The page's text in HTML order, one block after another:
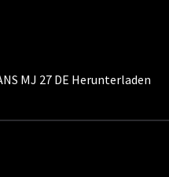
MJ 27 DE Herunterladen